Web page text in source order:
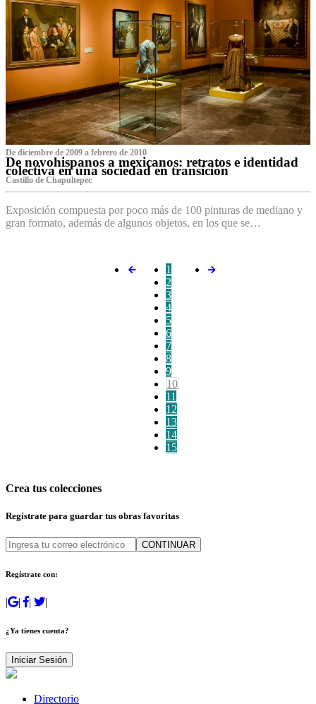
De diciembre de 2009 a febrero de 2010
De novohispanos a mexicanos: retratos e identidad
colectiva en una sociedad en transición
Castillo de Chapultepec
Exposición compuesta por poco más de 100 pinturas de mediano y
gran formato, además de algunos objetos, en los que se…
1
2
3
4
5
6
7
8
9
10
11
12
13
14
15
Crea tus colecciones
Regístrate para guardar tus obras favoritas
CONTINUAR
Regístrate con:
| | | |
¿Ya tienes cuenta?
Iniciar Sesión
Directorio